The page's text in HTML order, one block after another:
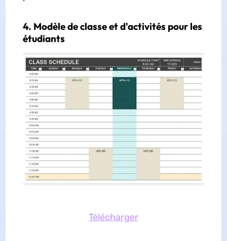
4. Modèle de classe et d'activités pour les
étudiants
Télécharger